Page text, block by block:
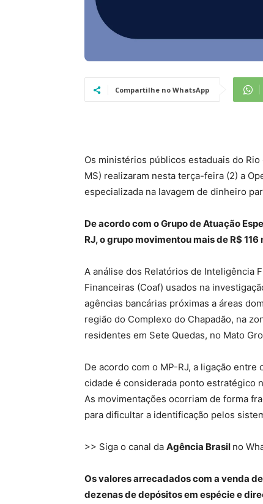
Compartilhe no WhatsApp
Os ministérios públicos estaduais do
MS) realizaram nesta terça-feira (2) a
especializada na lavagem de dinheiro
De acordo com o Grupo de Atuação
RJ, o grupo movimentou mais de R$
A análise dos Relatórios de Inteligência
Financeiras (Coaf) usados na
agências bancárias próximas a áreas
região do Complexo do Chapadão, na
residentes em Sete Quedas, no Mato
De acordo com o MP-RJ, a ligação
cidade é considerada ponto estratégico
As movimentações ocorriam de forma
para dificultar a identificação pelos
>> Siga o canal da Agência Brasil no
Os valores arrecadados com a venda
dezenas de depósitos em espécie e